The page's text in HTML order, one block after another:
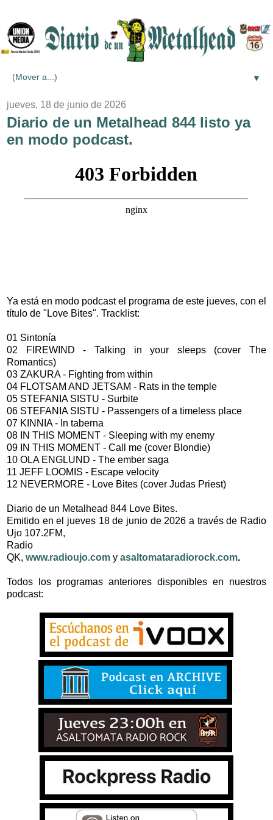
▼
jueves, 18 de junio de 2026
Diario de un Metalhead 844 listo ya
en modo podcast.
Ya está en modo podcast el programa de este jueves, con el
título de "Love Bites". Tracklist:
01 Sintonía
02 FIREWIND - Talking in your sleeps (cover The
Romantics)
03 ZAKURA - Fighting from within
04 FLOTSAM AND JETSAM - Rats in the temple
05 STEFANIA SISTU - Surbite
06 STEFANIA SISTU - Passengers of a timeless place
07 KINNIA - In taberna
08 IN THIS MOMENT - Sleeping with my enemy
09 IN THIS MOMENT - Call me (cover Blondie)
10 OLA ENGLUND - The ember saga
11 JEFF LOOMIS - Escape velocity
12 NEVERMORE - Love Bites (cover Judas Priest)
Diario de un Metalhead 844 Love Bites.
Emitido en el jueves 18 de junio de 2026 a través de Radio
Ujo 107.2FM,
Radio
QK, www.radioujo.com y asaltomataradiorock.com.
Todos los programas anteriores disponibles en nuestros
podcast: